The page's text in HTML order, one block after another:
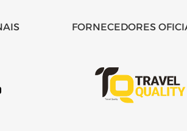
FORNECEDORES